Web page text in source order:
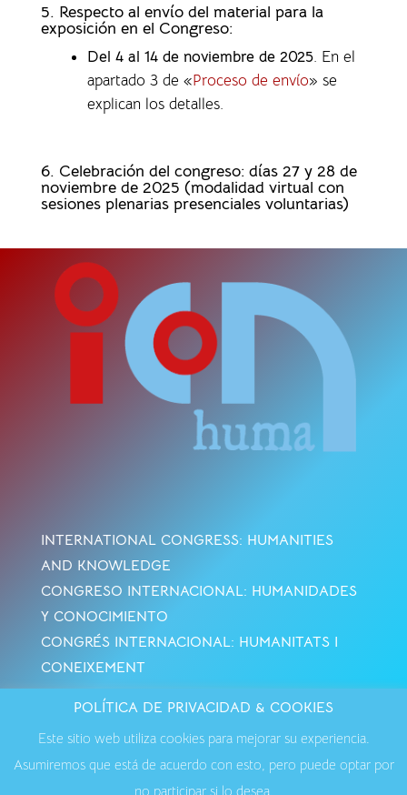
5. Respecto al envío del material para la
exposición en el Congreso:
Del 4 al 14 de noviembre de 2025. En el
apartado 3 de «Proceso de envío» se
explican los detalles.
6. Celebración del congreso: días 27 y 28 de
noviembre de 2025 (modalidad virtual con
sesiones plenarias presenciales voluntarias)
INTERNATIONAL CONGRESS: HUMANITIES
AND KNOWLEDGE
CONGRESO INTERNACIONAL: HUMANIDADES
Y CONOCIMIENTO
CONGRÉS INTERNACIONAL: HUMANITATS I
CONEIXEMENT
Privacidad·Contactar
POLÍTICA DE PRIVACIDAD & COOKIES
Este sitio web utiliza cookies para mejorar su experiencia.
Asumiremos que está de acuerdo con esto, pero puede optar por
no participar si lo desea.